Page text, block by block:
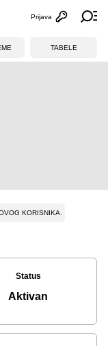
Otvori
Prijava
TABELE
KORISNIKA.
Status
Aktivan